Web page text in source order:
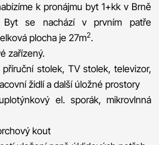
k pronájmu byt 1+kk v Brně
Byt se nachází v prvním patře
plocha je 27m2.
zařízený.
stolek, TV stolek, televizor,
židlí a další úložné prostory
el. sporák, mikrovlnná
kout